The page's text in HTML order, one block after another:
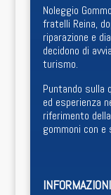
Noleggio
fratelli Reina,
riparazione e
decidono di
turismo.
Puntando sulla
ed esperienza
riferimento
gommoni con